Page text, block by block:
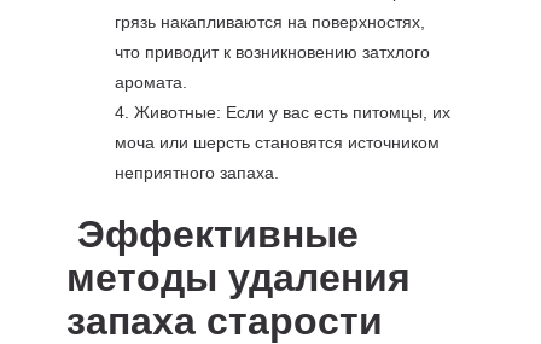
грязь накапливаются на поверхностях,
что приводит к возникновению затхлого
аромата.
4. Животные: Если у вас есть питомцы, их
моча или шерсть становятся источником
неприятного запаха.
Эффективные
методы удаления
запаха старости